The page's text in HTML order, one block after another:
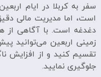
سفر به کربلا در ایام
است، اما مدیریت مالی
دغدغه است. با آگاهی از
زمینی اربعین می‌توانید
تقسیم کنید و از افزایش
جلوگیری نمایید.